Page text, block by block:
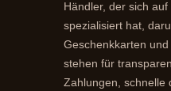
Händler, der sich
spezialisiert hat,
Geschenkkarten
stehen für
Zahlungen, schnelle